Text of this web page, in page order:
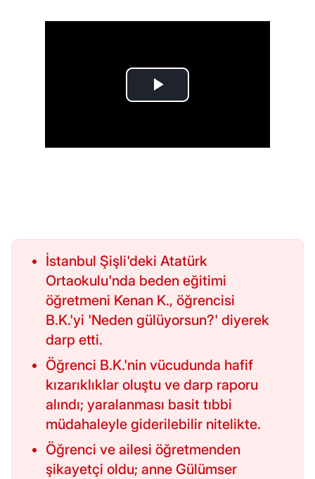
İstanbul Şişli'deki Atatürk
Ortaokulu'nda beden eğitimi
öğretmeni Kenan K., öğrencisi
B.K.'yi 'Neden gülüyorsun?' diyerek
darp etti.
Öğrenci B.K.'nin vücudunda hafif
kızarıklıklar oluştu ve darp raporu
alındı; yaralanması basit tıbbi
müdahaleyle giderilebilir nitelikte.
Öğrenci ve ailesi öğretmenden
şikayetçi oldu; anne Gülümser